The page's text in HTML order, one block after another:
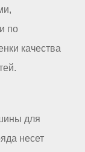
по
качества
для
несет